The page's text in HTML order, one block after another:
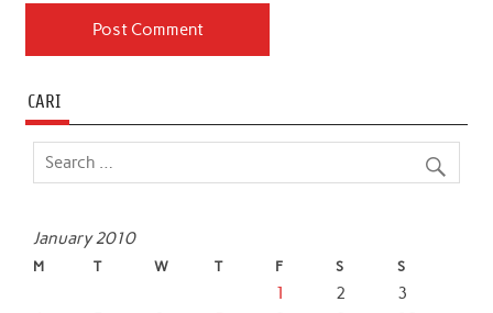
CARI
January 2010
M T W T F S S
1 2
3